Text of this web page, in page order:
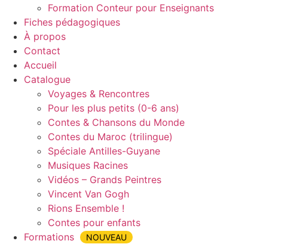
Formation Conteur pour Enseignants
Fiches pédagogiques
À propos
Contact
Accueil
Catalogue
Voyages & Rencontres
Pour les plus petits (0-6 ans)
Contes & Chansons du Monde
Contes du Maroc (trilingue)
Spéciale Antilles-Guyane
Musiques Racines
Vidéos – Grands Peintres
Vincent Van Gogh
Rions Ensemble !
Contes pour enfants
Formations
NOUVEAU